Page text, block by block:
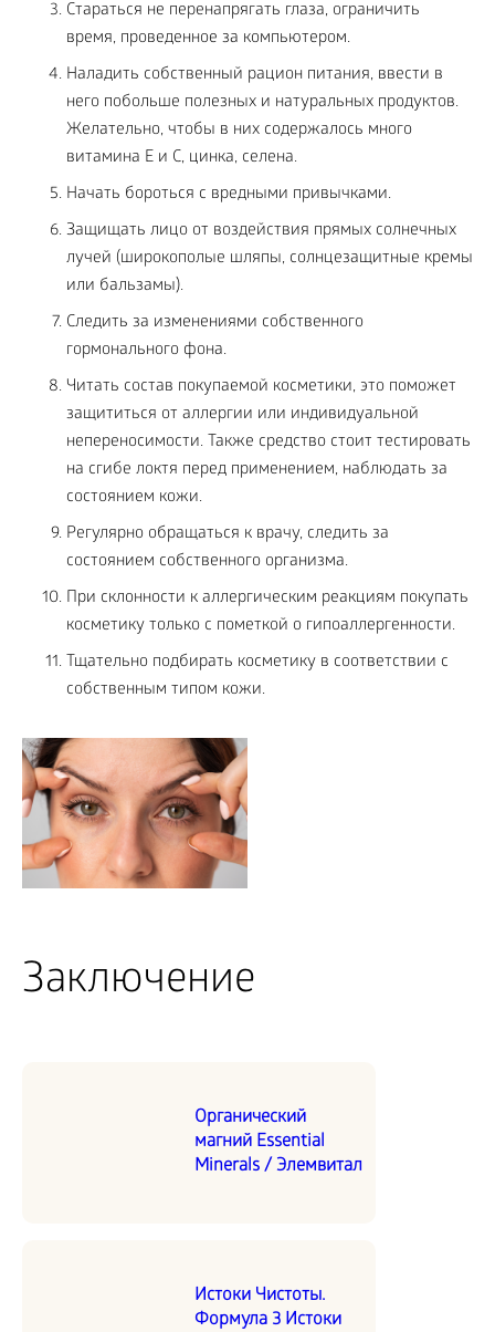
Стараться не перенапрягать глаза, ограничить
время, проведенное за компьютером.
Наладить собственный рацион питания, ввести в
него побольше полезных и натуральных продуктов.
Желательно, чтобы в них содержалось много
витамина Е и С, цинка, селена.
Начать бороться с вредными привычками.
Защищать лицо от воздействия прямых солнечных
лучей (широкополые шляпы, солнцезащитные кремы
или бальзамы).
Следить за изменениями собственного
гормонального фона.
Читать состав покупаемой косметики, это поможет
защититься от аллергии или индивидуальной
непереносимости. Также средство стоит тестировать
на сгибе локтя перед применением, наблюдать за
состоянием кожи.
Регулярно обращаться к врачу, следить за
состоянием собственного организма.
При склонности к аллергическим реакциям покупать
косметику только с пометкой о гипоаллергенности.
Тщательно подбирать косметику в соответствии с
собственным типом кожи.
Заключение
Органический
магний Essential
Minerals / Элемвитал
Истоки Чистоты.
Формула 3 Истоки